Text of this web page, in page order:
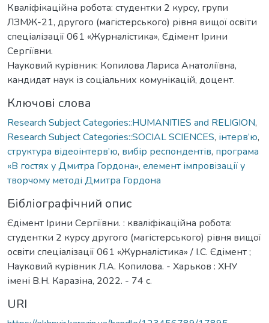
Кваліфікаційна робота: студентки 2 курсу, групи
ЛЗМЖ-21, другого (магістерського) рівня вищої освіти
спеціалізації 061 «Журналістика», Єдімент Ірини
Сергіївни.
Науковий курівник: Копилова Лариса Анатоліївна,
кандидат наук із соціальних комунікацій, доцент.
Ключові слова
Research Subject Categories::HUMANITIES and RELIGION,
Research Subject Categories::SOCIAL SCIENCES, інтерв’ю,
структура відеоінтерв’ю, вибір респондентів, програма
«В гостях у Дмитра Гордона», елемент імпровізації у
творчому методі Дмитра Гордона
Бібліографічний опис
Єдімент Ірини Сергіївни. : кваліфікаційна робота:
студентки 2 курсу другого (магістерського) рівня вищої
освіти спеціалізації 061 «Журналістика» / І.С. Єдімент ;
Науковий курівник Л.А. Копилова. - Харьков : ХНУ
імені В.Н. Каразіна, 2022. - 74 с.
URI